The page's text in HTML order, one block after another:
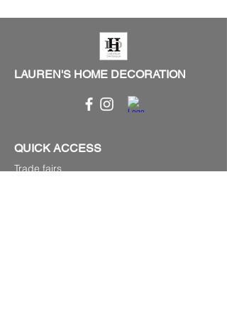
LAUREN'S HOME DECORATION
QUICK ACCESS
Trade fairs